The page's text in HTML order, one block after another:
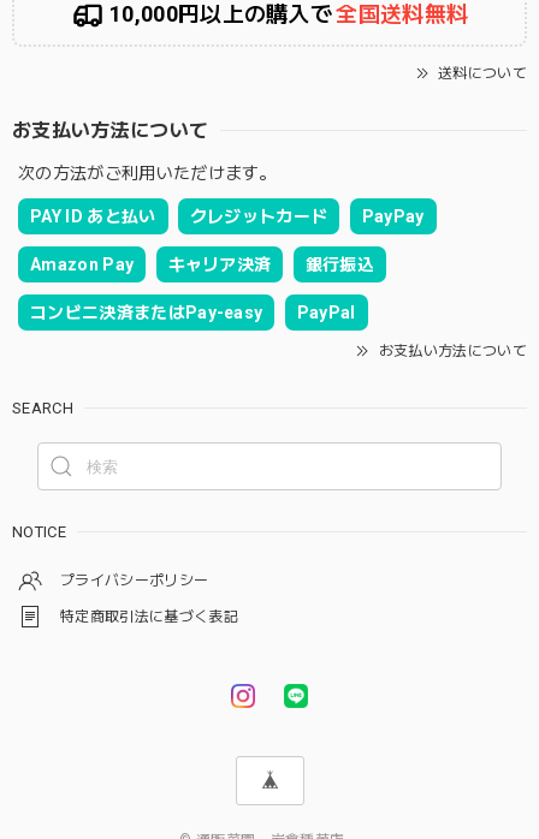
10,000円以上の購入で全国送料無料
送料について
お支払い方法について
次の方法がご利用いただけます。
PAY ID あと払い クレジットカード PayPay
Amazon Pay キャリア決済 銀行振込
コンビニ決済またはPay-easy PayPal
お支払い方法について
SEARCH
NOTICE
プライバシーポリシー
特定商取引法に基づく表記